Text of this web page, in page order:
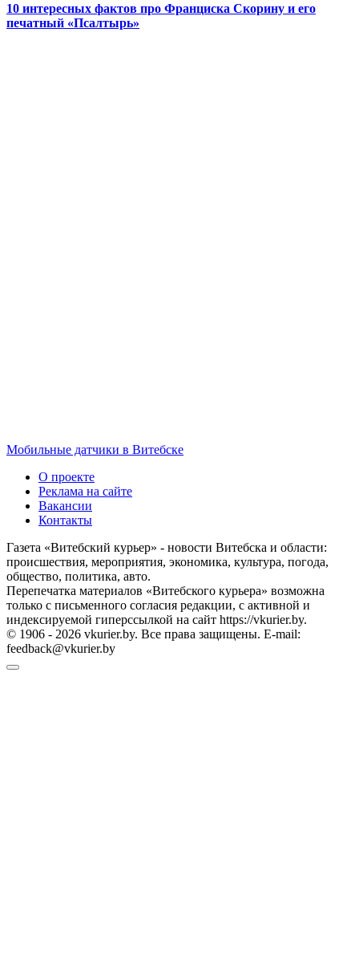
10 интересных фактов про Франциска Скорину и его
печатный «Псалтырь»
Мобильные датчики в Витебске
О проекте
Реклама на сайте
Вакансии
Контакты
Газета «Витебский курьер» - новости Витебска и области:
происшествия, мероприятия, экономика, культура, погода,
общество, политика, авто.
Перепечатка материалов «Витебского курьера» возможна
только с письменного согласия редакции, с активной и
индексируемой гиперссылкой на сайт https://vkurier.by.
© 1906 - 2026 vkurier.by. Все права защищены. E-mail:
feedback@vkurier.by